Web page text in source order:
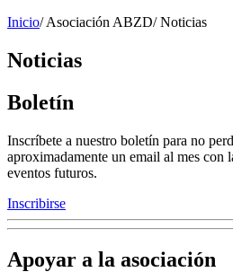
Inicio/ Asociación ABZD/ Noticias
Noticias
Boletín
Inscríbete a nuestro boletín para no
aproximadamente un email al mes con
eventos futuros.
Inscribirse
Apoyar a la asociación